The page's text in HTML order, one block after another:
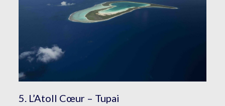
5. L’Atoll Cœur – Tupai